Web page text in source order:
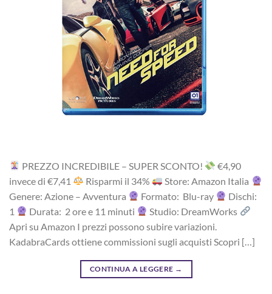
PREZZO INCREDIBILE – SUPER SCONTO!
‎€4,90
i‎nv‎ec‎e ‎di‎ €7,41
R‎is‎pa‎rm‎i ‎il‎ 34%
Store: Amazon Italia
Genere: Azione – Avventura
Formato: Blu-ray
Dischi:
1
Durata: 2 ore e 11 minuti
Studio: DreamWorks
Apri su Amazon I prezzi possono subire variazioni.
KadabraCards ottiene commissioni sugli acquisti Scopri […]
CONTINUA A LEGGERE →